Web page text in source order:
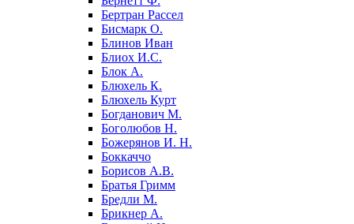
Бертран Рассел
Бисмарк О.
Блинов Иван
Блиох И.С.
Блок А.
Блюхель К.
Блюхель Курт
Богданович М.
Боголюбов Н.
Божерянов И. Н.
Боккаччо
Борисов А.В.
Братья Гримм
Бредли М.
Брикнер А.